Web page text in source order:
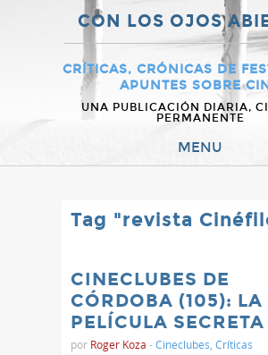
CON LOS OJOS
CRÍTICAS, CRÓNICAS DE
APUNTES SOBRE
UNA PUBLICACIÓN DIARIA,
PERMANENTE
MENU
Tag "revista
CINECLUBES DE
CÓRDOBA (105): LA
PELÍCULA SECRETA
por Roger Koza -Cineclubes Críticas